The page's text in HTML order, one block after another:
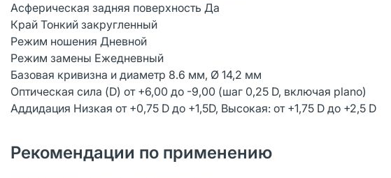
Асферическая задняя поверхность Да
Край Тонкий закругленный
Режим ношения Дневной
Режим замены Ежедневный
Базовая кривизна и диаметр 8.6 мм, Ø 14,2 мм
Оптическая сила (D) от +6,00 до -9,00 (шаг 0,25 D, включая plano)
Аддидация Низкая от +0,75 D до +1,5D, Высокая: от +1,75 D до +2,5 D
Рекомендации по применению